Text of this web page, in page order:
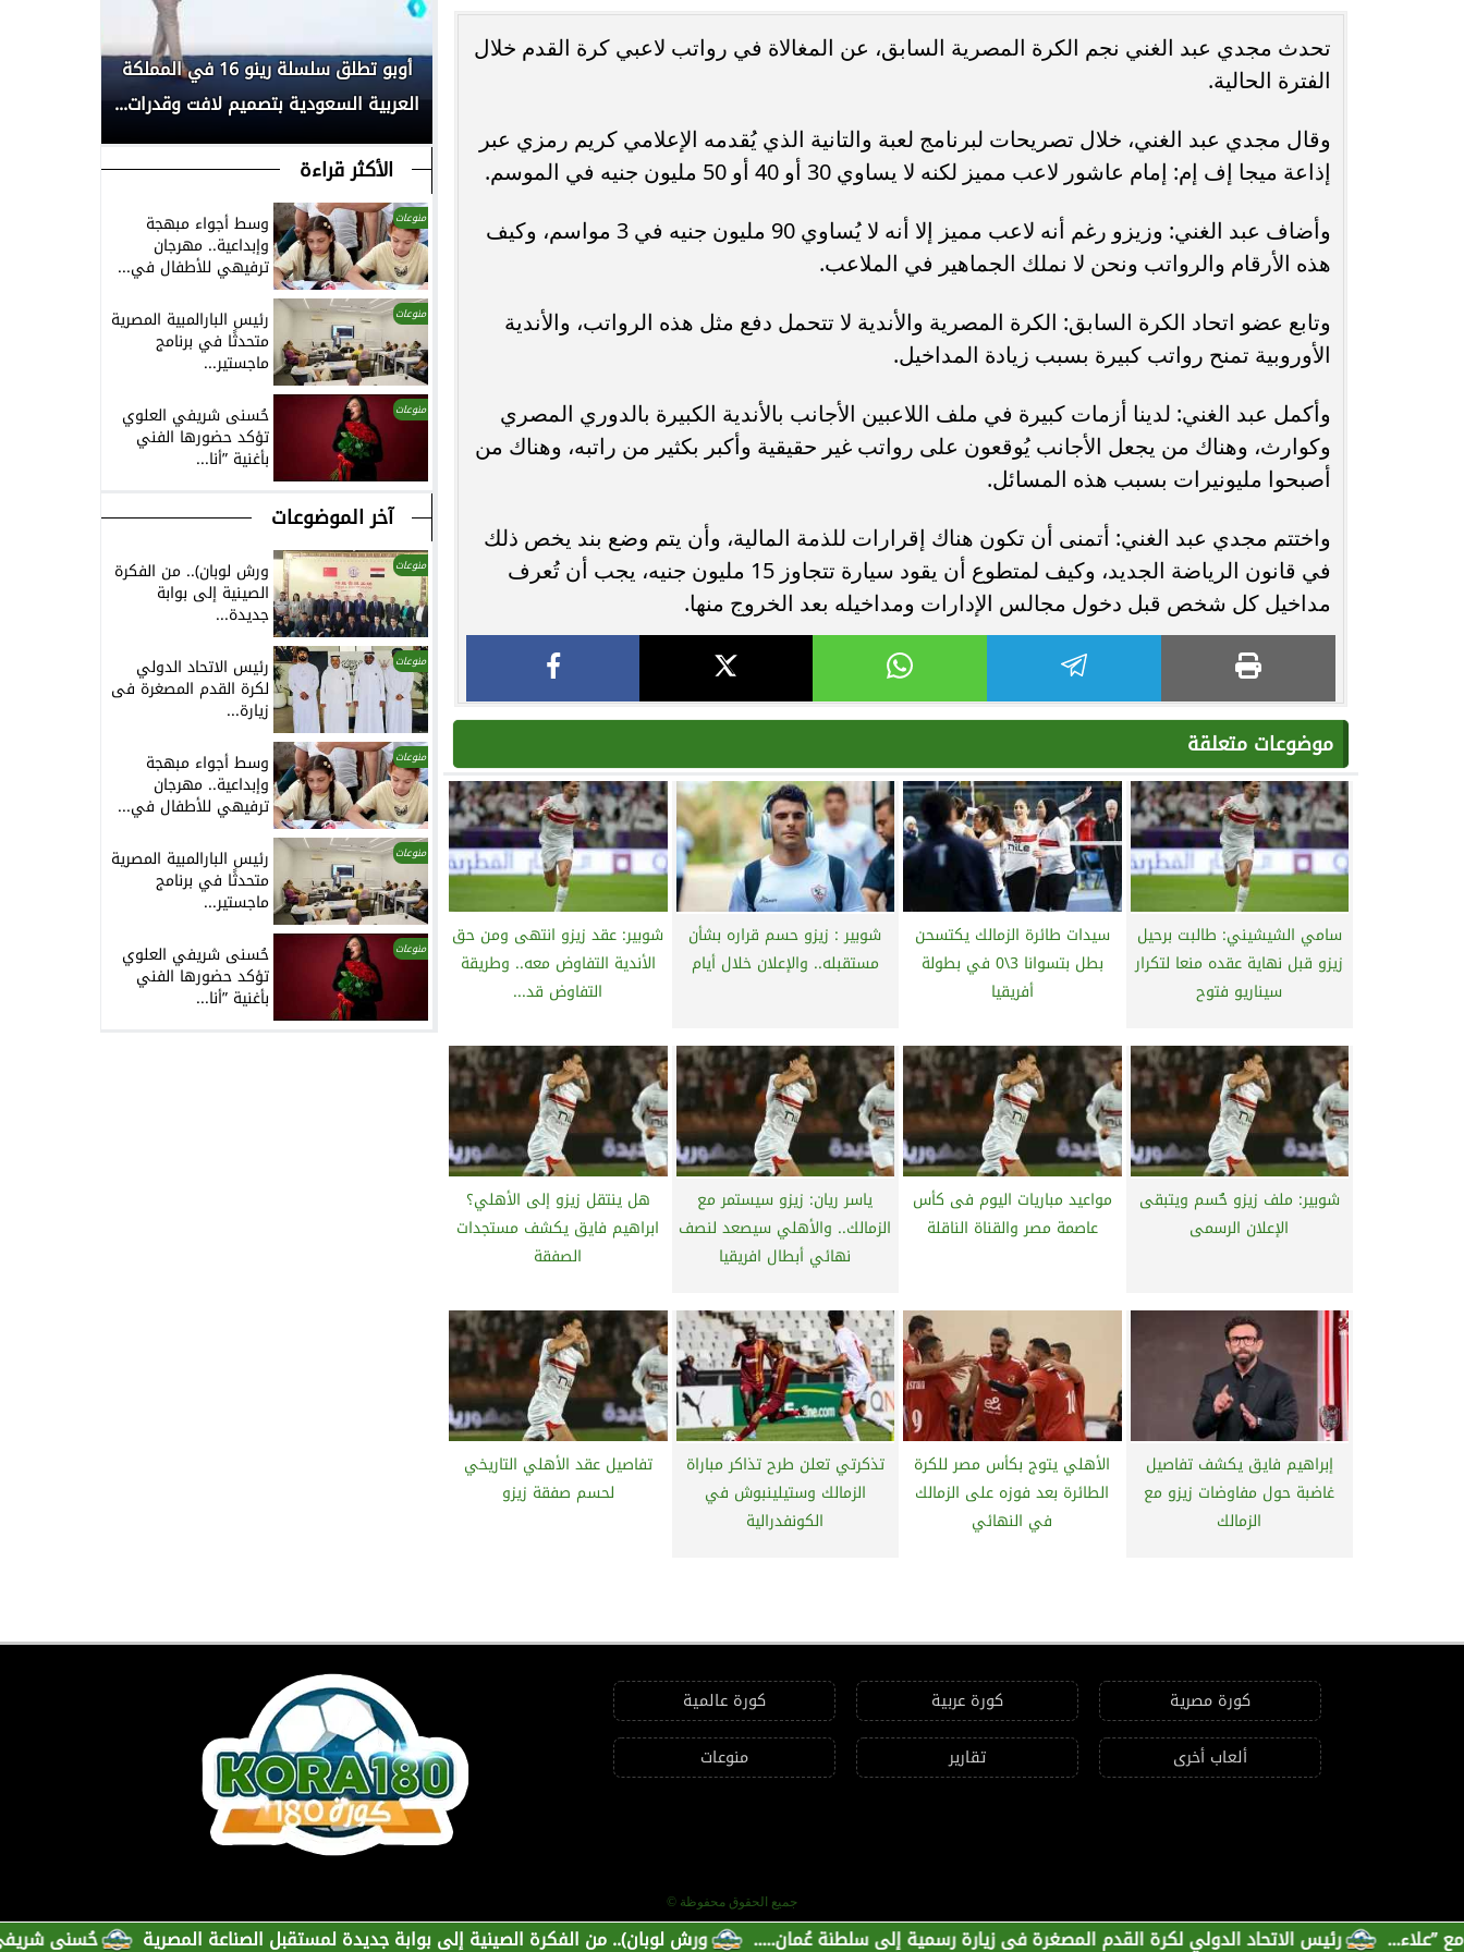
حُسنى شريفي العلوي ورش لوبان).. من الفكرة الصينية إلى بوابة جديدة لمستقبل الصناعة المصرية رئيس الاتحاد الدولي لكرة القدم المصغرة فى زيارة رسمية إلى سلطنة عُمان.....
تحدث مجدي عبد الغني نجم الكرة المصرية السابق، عن المغالاة في رواتب لاعبي كرة القدم خلال
الفترة الحالية.
وقال مجدي عبد الغني، خلال تصريحات لبرنامج لعبة والتانية الذي يُقدمه الإعلامي كريم رمزي عبر
إذاعة ميجا إف إم: إمام عاشور لاعب مميز لكنه لا يساوي 30 أو 40 أو 50 مليون جنيه في الموسم.
وأضاف عبد الغني: وزيزو رغم أنه لاعب مميز إلا أنه لا يُساوي 90 مليون جنيه في 3 مواسم، وكيف
هذه الأرقام والرواتب ونحن لا نملك الجماهير في الملاعب.
وتابع عضو اتحاد الكرة السابق: الكرة المصرية والأندية لا تتحمل دفع مثل هذه الرواتب، والأندية
الأوروبية تمنح رواتب كبيرة بسبب زيادة المداخيل.
وأكمل عبد الغني: لدينا أزمات كبيرة في ملف اللاعبين الأجانب بالأندية الكبيرة بالدوري المصري
وكوارث، وهناك من يجعل الأجانب يُوقعون على رواتب غير حقيقية وأكبر بكثير من راتبه، وهناك من
أصبحوا مليونيرات بسبب هذه المسائل.
واختتم مجدي عبد الغني: أتمنى أن تكون هناك إقرارات للذمة المالية، وأن يتم وضع بند يخص ذلك
في قانون الرياضة الجديد، وكيف لمتطوع أن يقود سيارة تتجاوز 15 مليون جنيه، يجب أن تُعرف
مداخيل كل شخص قبل دخول مجالس الإدارات ومداخيله بعد الخروج منها.
موضوعات متعلقة
سامي الشيشيني: طالبت برحيل
زيزو قبل نهاية عقده منعا لتكرار
سيناريو فتوح
سيدات طائرة الزمالك يكتسحن
بطل بتسوانا 3\0 في بطولة
أفريقيا
شوبير : زيزو حسم قراره بشأن
مستقبله.. والإعلان خلال أيام
شوبير: عقد زيزو انتهى ومن حق
الأندية التفاوض معه.. وطريقة
التفاوض قد...
شوبير: ملف زيزو حٌُسم ويتبقى
الإعلان الرسمى
مواعيد مباريات اليوم فى كأس
عاصمة مصر والقناة الناقلة
ياسر ريان: زيزو سيستمر مع
الزمالك.. والأهلي سيصعد لنصف
نهائي أبطال افريقيا
هل ينتقل زيزو إلى الأهلي؟
ابراهيم فايق يكشف مستجدات
الصفقة
إبراهيم فايق يكشف تفاصيل
غاضبة حول مفاوضات زيزو مع
الزمالك
الأهلي يتوج بكأس مصر للكرة
الطائرة بعد فوزه على الزمالك
في النهائي
تذكرتي تعلن طرح تذاكر مباراة
الزمالك وستيلينبوش في
الكونفدرالية
تفاصيل عقد الأهلي التاريخي
لحسم صفقة زيزو
حُسنى شريفي العلوي تؤكد حضورها الفني
بأغنية ”أنا وحدة عادية”
انغام تختار جدة محطة اولى لتدشين
مصر تكتب التاريخ.. فريق “حلم” يفوز بكأس
أوبو تطلق سلسلة رينو 16 في المملكة
العربية السعودية بتصميم لافت وقدرات...
الأكثر قراءة
منوعات وسط أجواء مبهجة
وإبداعية.. مهرجان
ترفيهي للأطفال في...
منوعات رئيس البارالمبية المصرية
متحدثًا في برنامج
ماجستير...
منوعات حُسنى شريفي العلوي
تؤكد حضورها الفني
بأغنية ”أنا...
آخر الموضوعات
منوعات ورش لوبان).. من الفكرة
الصينية إلى بوابة
جديدة...
منوعات رئيس الاتحاد الدولي
لكرة القدم المصغرة فى
زيارة...
منوعات وسط أجواء مبهجة
وإبداعية.. مهرجان
ترفيهي للأطفال في...
منوعات رئيس البارالمبية المصرية
متحدثًا في برنامج
ماجستير...
منوعات حُسنى شريفي العلوي
تؤكد حضورها الفني
بأغنية ”أنا...
كورة مصرية كورة عربية
كورة عالمية
ألعاب أخرى
تقارير منوعات
جميع الحقوق محفوظة ©